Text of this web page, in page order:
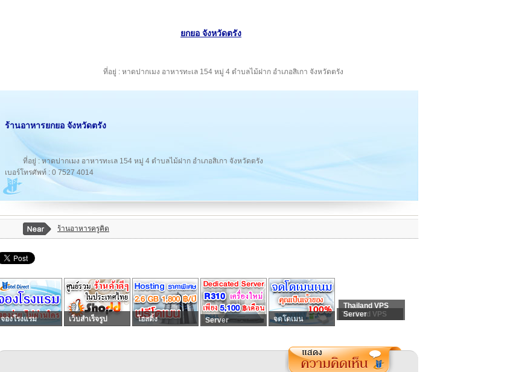
ยกยอ จังหวัดตรัง
ที่อยู่ : หาดปากเมง อาหารทะเล 154 หมู่ 4 ตำบลไม้ฝาก อำเภอสิเกา จังหวัดตรัง
ร้านอาหารยกยอ จังหวัดตรัง
ที่อยู่ : หาดปากเมง อาหารทะเล 154 หมู่ 4 ตำบลไม้ฝาก อำเภอสิเกา จังหวัดตรัง
เบอร์โทรศัพท์ : 0 7527 4014
ร้านอาหารครูคิด
จองโรงแรม เว็บสำเร็จรูป โฮสติ้ง Server จดโดเมน
Thailand VPS
Thailand VPS
Server